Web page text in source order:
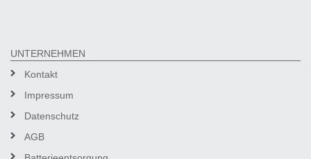
UNTERNEHMEN
Kontakt
Impressum
Datenschutz
AGB